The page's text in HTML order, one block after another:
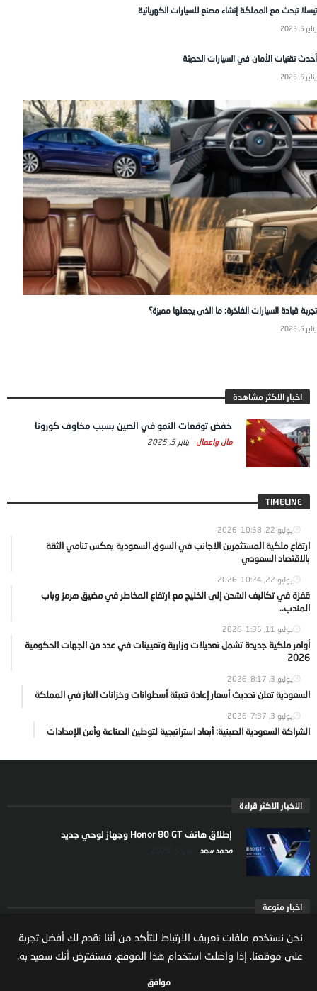
تيسلا تبحث مع المملكة إنشاء مصنع للسيارات الكهربائية
يناير 5, 2025
أحدث تقنيات الأمان في السيارات الحديثة
يناير 5, 2025
تجربة قيادة السيارات الفاخرة: ما الذي يجعلها مميزة؟
يناير 5, 2025
اخبار الاكثر مشاهدة
خفض توقعات النمو في الصين بسبب مخاوف كورونا
مال واعمال يناير 5, 2025
TIMELINE
يوليو 22, 2026 10:58
ارتفاع ملكية المستثمرين الاجانب في السوق السعودية يعكس تنامي الثقة
بالاقتصاد السعودي
يوليو 22, 2026 10:24
قفزة في تكاليف الشحن إلى الخليج مع ارتفاع المخاطر في مضيق هرمز وباب
المندب..
يوليو 11, 2026 1:35
أوامر ملكية جديدة تشمل تعديلات وزارية وتعيينات في عدد من الجهات الحكومية
2026
يوليو 3, 2026 8:17
السعودية تعلن تحديث أسعار إعادة تعبئة أسطوانات وخزانات الغاز في المملكة
يوليو 3, 2026 7:37
الشراكة السعودية الصينية: أبعاد استراتيجية لتوطين الصناعة وأمن الإمدادات
الاخبار الاكثر قراءة
إطلاق هاتف Honor 80 GT وجهاز لوحي جديد
محمد سعد
اخبار منوعة
ارتفاع ملكية المستثمرين الاجانب في السوق السعودية
مال واعمال
نحن نستخدم ملفات تعريف الارتباط للتأكد من أننا نقدم لك أفضل تجربة
على موقعنا. إذا واصلت استخدام هذا الموقع، فسنفترض أنك سعيد به.
موافق